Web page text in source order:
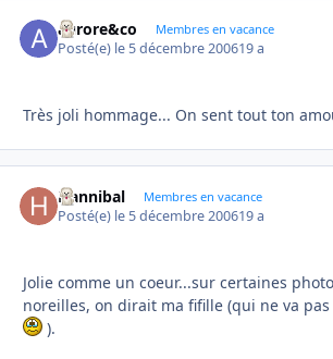
aurore&co Membres en vacance
Posté(e) le 5 décembre 200619 a
Très joli hommage... On sent tout ton
Hannibal Membres en vacance
Posté(e) le 5 décembre 200619 a
Jolie comme un coeur...sur certaines
noreilles, on dirait ma fifille (qui ne va
).